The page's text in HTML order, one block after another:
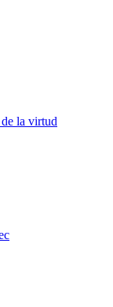
la virtud